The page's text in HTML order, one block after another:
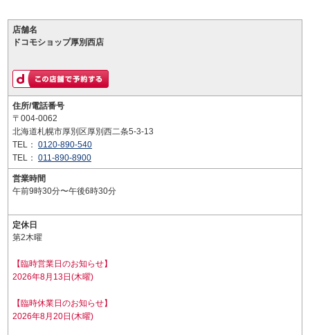
店舗名
ドコモショップ厚別西店
住所/電話番号
〒004-0062
北海道札幌市厚別区厚別西二条5-3-13
TEL： 0120-890-540
TEL： 011-890-8900
営業時間
午前9時30分〜午後6時30分
定休日
第2木曜
【臨時営業日のお知らせ】
2026年8月13日(木曜)
【臨時休業日のお知らせ】
2026年8月20日(木曜)